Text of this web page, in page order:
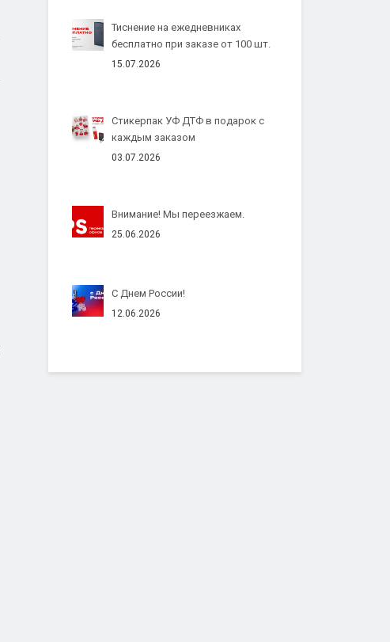
Тиснение на ежедневниках
бесплатно при заказе от 100 шт.
15.07.2026
Стикерпак УФ ДТФ в подарок с
каждым заказом
03.07.2026
Внимание! Мы переезжаем.
25.06.2026
С Днем России!
12.06.2026